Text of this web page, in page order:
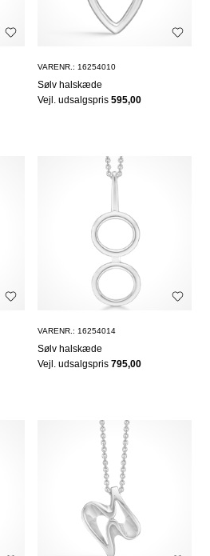
VARENR.: 16254010
Sølv halskæde
Vejl. udsalgspris595,00
VARENR.: 16254014
Sølv halskæde
Vejl. udsalgspris795,00